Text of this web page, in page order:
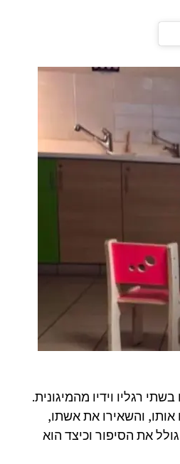
רגליו וידיו מהמיגונית.
אותו, והשאירו את אשתו,
את הסיפור וכיצד הוא